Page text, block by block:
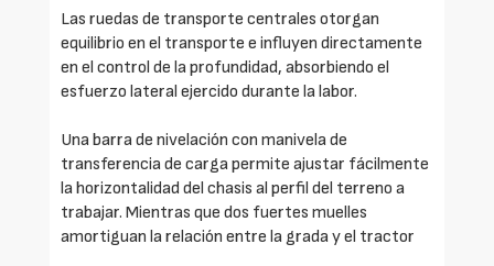
Las ruedas de transporte centrales otorgan
equilibrio en el transporte e influyen directamente
en el control de la profundidad, absorbiendo el
esfuerzo lateral ejercido durante la labor.
Una barra de nivelación con manivela de
transferencia de carga permite ajustar fácilmente
la horizontalidad del chasis al perfil del terreno a
trabajar. Mientras que dos fuertes muelles
amortiguan la relación entre la grada y el tractor